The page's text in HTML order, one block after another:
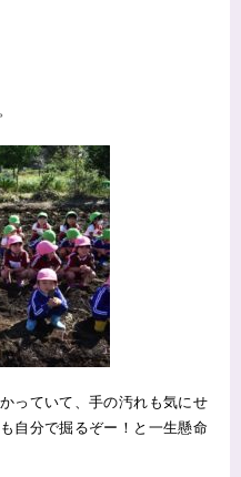
っていて、手の汚れも気にせ
自分で掘るぞー！と一生懸命